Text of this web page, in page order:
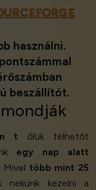
használni.
beszállítót.
mondják
t őlük telhetőt
egy nap alatt
Mivel több mint 25
nekünk kezelni a